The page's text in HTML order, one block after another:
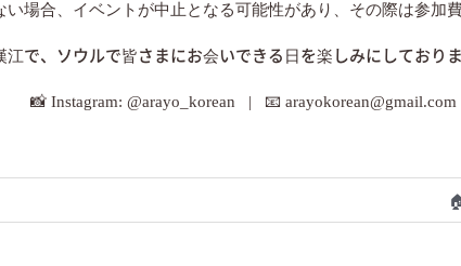
場合、イベントが中止となる可能性があり、その際は参加
江で、ソウルで皆さまにお会いできる日を楽しみにしており
📸 Instagram: @arayo_korean | 📧 arayokorean@gmail.com